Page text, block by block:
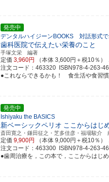
発売中
デンタルハイジーンBOOKS 対話形式で
歯科医院で伝えたい栄養のこと
手塚文栄 編著
定価 3,960円 （本体 3,600円＋税10％）
注文コード：463320 ISBN978-4-263-
●これならできるかも！ 食生活や食習慣
発売中
Ishiyaku the BASICS
新ベーシックペリオ ここからはじ
斎田寛之・鎌田征之・芝多佳彦・福場駿介
定価 9,900円 （本体 9,000円＋税10％）
注文コード：463300 ISBN978-4-263-
●歯周治療を，この本で，ここからはじめ